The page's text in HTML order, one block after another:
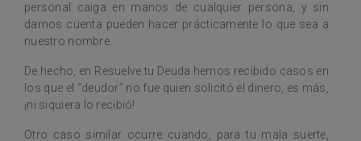
personal caiga en manos de cualquier persona, y sin
darnos cuenta pueden hacer prácticamente lo que sea a
nuestro nombre.
De hecho, en Resuelve tu Deuda hemos recibido casos en
los que el “deudor” no fue quien solicitó el dinero, es más,
¡ni siquiera lo recibió!
Otro caso similar ocurre cuando, para tu mala suerte,